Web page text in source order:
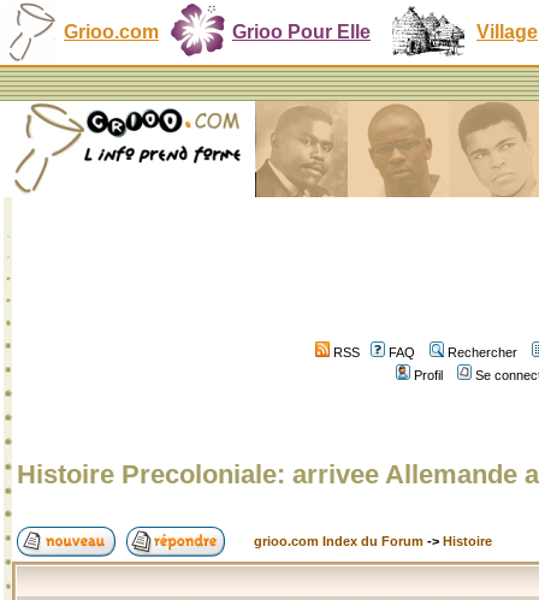
Grioo.com Grioo Pour Elle Village
RSS FAQ
Rechercher
Profil
Se
Histoire Precoloniale: arrivee Allemande
grioo.com Index du Forum -> Histoire